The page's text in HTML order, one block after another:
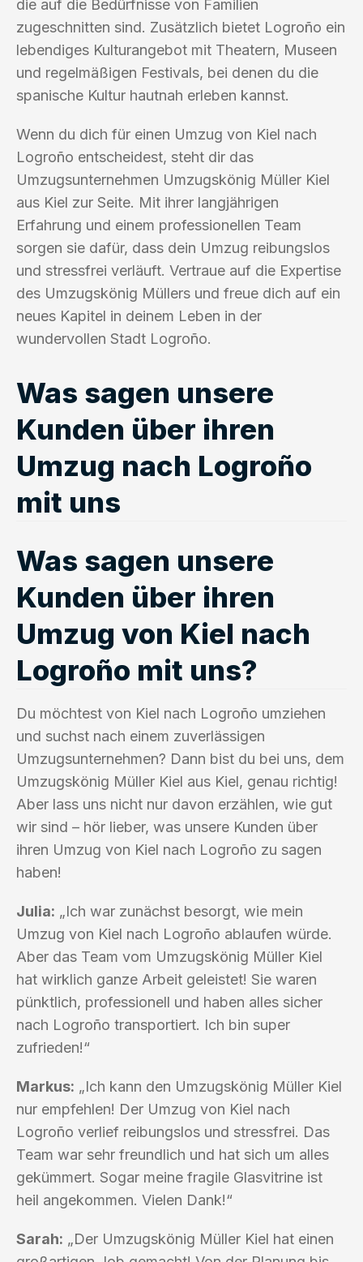
die auf die Bedürfnisse von Familien
zugeschnitten sind. Zusätzlich bietet Logroño ein
lebendiges Kulturangebot mit Theatern, Museen
und regelmäßigen Festivals, bei denen du die
spanische Kultur hautnah erleben kannst.
Wenn du dich für einen Umzug von Kiel nach
Logroño entscheidest, steht dir das
Umzugsunternehmen Umzugskönig Müller Kiel
aus Kiel zur Seite. Mit ihrer langjährigen
Erfahrung und einem professionellen Team
sorgen sie dafür, dass dein Umzug reibungslos
und stressfrei verläuft. Vertraue auf die Expertise
des Umzugskönig Müllers und freue dich auf ein
neues Kapitel in deinem Leben in der
wundervollen Stadt Logroño.
Was sagen unsere
Kunden über ihren
Umzug nach Logroño
mit uns
Was sagen unsere
Kunden über ihren
Umzug von Kiel nach
Logroño mit uns?
Du möchtest von Kiel nach Logroño umziehen
und suchst nach einem zuverlässigen
Umzugsunternehmen? Dann bist du bei uns, dem
Umzugskönig Müller Kiel aus Kiel, genau richtig!
Aber lass uns nicht nur davon erzählen, wie gut
wir sind – hör lieber, was unsere Kunden über
ihren Umzug von Kiel nach Logroño zu sagen
haben!
Julia: „Ich war zunächst besorgt, wie mein
Umzug von Kiel nach Logroño ablaufen würde.
Aber das Team vom Umzugskönig Müller Kiel
hat wirklich ganze Arbeit geleistet! Sie waren
pünktlich, professionell und haben alles sicher
nach Logroño transportiert. Ich bin super
zufrieden!“
Markus: „Ich kann den Umzugskönig Müller Kiel
nur empfehlen! Der Umzug von Kiel nach
Logroño verlief reibungslos und stressfrei. Das
Team war sehr freundlich und hat sich um alles
gekümmert. Sogar meine fragile Glasvitrine ist
heil angekommen. Vielen Dank!“
Sarah: „Der Umzugskönig Müller Kiel hat einen